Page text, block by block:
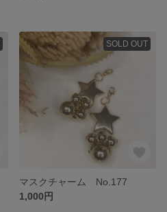
SOLD OUT
マスクチャーム No.177
1,000円